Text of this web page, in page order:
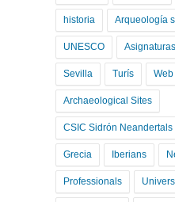
historia Arqueología
UNESCO Asignaturas
Sevilla Turís Web
Archaeological Sites
CSIC Sidrón
Grecia Iberians
Professionals